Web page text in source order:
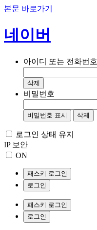
본문 바로가기
네이버
아이디 또는 전화번호
삭제
비밀번호
비밀번호 표시 삭제
로그인 상태 유지
IP 보안
ON
패스키 로그인
로그인
패스키 로그인
로그인